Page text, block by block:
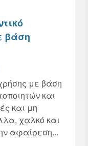
βάση
με βάση
και
και μη
χαλκό και
αφαίρεση...